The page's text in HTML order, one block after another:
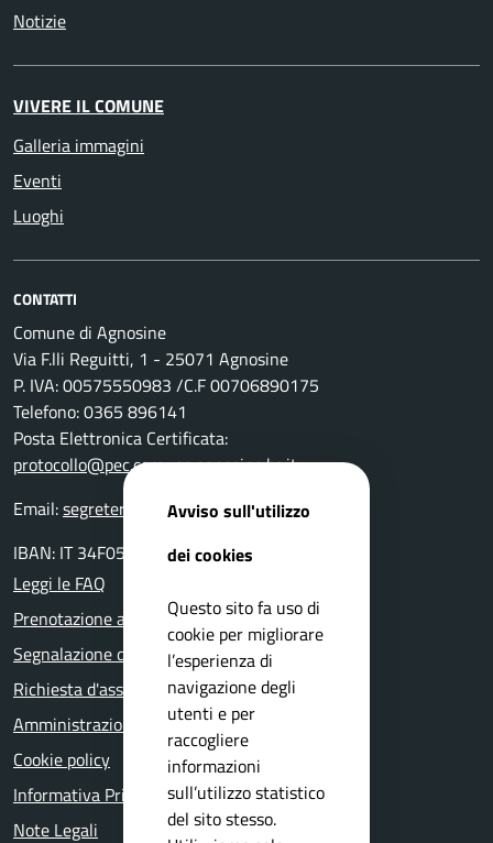
Notizie
VIVERE IL COMUNE
Galleria immagini
Eventi
Luoghi
CONTATTI
Comune di Agnosine
Via F.lli Reguitti, 1 - 25071 Agnosine
P. IVA: 00575550983 /C.F 00706890175
Telefono: 0365 896141
Posta Elettronica Certificata:
protocollo@pec.comune.agnosine.bs.it
Email:segreteria@comune.agnosine.bs.it
IBAN: IT 34F0511654000 0000000 24400
Leggi le FAQ
Prenotazione appuntamento
Segnalazione disservizio
Richiesta d'assistenza
Amministrazione trasparente
Cookie policy
Informativa Privacy
Note Legali
Avviso sull'utilizzo
dei cookies
Questo sito fa uso di
cookie per migliorare
l’esperienza di
navigazione degli
utenti e per
raccogliere
informazioni
sull’utilizzo statistico
del sito stesso.